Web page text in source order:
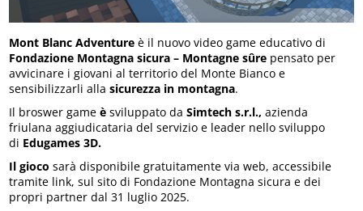
Mont Blanc Adventure è il nuovo video game educativo di
Fondazione Montagna sicura – Montagne sûre pensato per
avvicinare i giovani al territorio del Monte Bianco e
sensibilizzarli allasicurezza in montagna.
Il broswer gameè sviluppato daSimtech s.r.l.,azienda
friulana aggiudicataria del servizio e leader nello sviluppo
di Edugames 3D.
Il giocosarà disponibile gratuitamente via web, accessibile
tramite link, sul sito di Fondazione Montagna sicura e dei
propri partner dal 31 luglio 2025.